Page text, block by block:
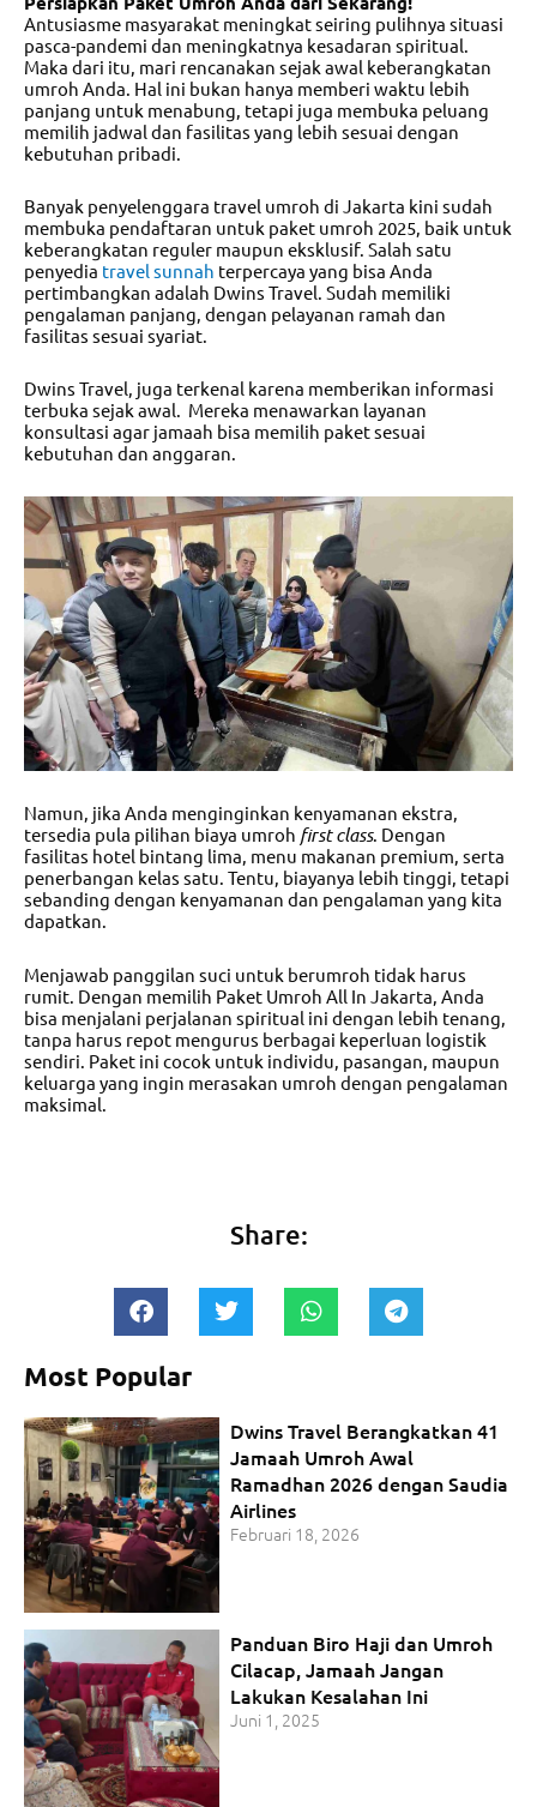
Antusiasme masyarakat meningkat seiring pulihnya situasi
pasca-pandemi dan meningkatnya kesadaran spiritual.
Maka dari itu, mari rencanakan sejak awal keberangkatan
umroh Anda. Hal ini bukan hanya memberi waktu lebih
panjang untuk menabung, tetapi juga membuka peluang
memilih jadwal dan fasilitas yang lebih sesuai dengan
kebutuhan pribadi.
Banyak penyelenggara travel umroh di Jakarta kini sudah
membuka pendaftaran untuk paket umroh 2025, baik untuk
keberangkatan reguler maupun eksklusif. Salah satu
penyedia travel sunnah terpercaya yang bisa Anda
pertimbangkan adalah Dwins Travel. Sudah memiliki
pengalaman panjang, dengan pelayanan ramah dan
fasilitas sesuai syariat.
Dwins Travel, juga terkenal karena memberikan informasi
terbuka sejak awal. Mereka menawarkan layanan
konsultasi agar jamaah bisa memilih paket sesuai
kebutuhan dan anggaran.
Namun, jika Anda menginginkan kenyamanan ekstra,
tersedia pula pilihan biaya umroh first class. Dengan
fasilitas hotel bintang lima, menu makanan premium, serta
penerbangan kelas satu. Tentu, biayanya lebih tinggi, tetapi
sebanding dengan kenyamanan dan pengalaman yang kita
dapatkan.
Menjawab panggilan suci untuk berumroh tidak harus
rumit. Dengan memilih Paket Umroh All In Jakarta , Anda
bisa menjalani perjalanan spiritual ini dengan lebih tenang,
tanpa harus repot mengurus berbagai keperluan logistik
sendiri. Paket ini cocok untuk individu, pasangan, maupun
keluarga yang ingin merasakan umroh dengan pengalaman
maksimal.
Share:
Most Popular
Dwins Travel Berangkatkan 41
Jamaah Umroh Awal
Ramadhan 2026 dengan Saudia
Airlines
Februari 18, 2026
Panduan Biro Haji dan Umroh
Cilacap, Jamaah Jangan
Lakukan Kesalahan Ini
Juni 1, 2025